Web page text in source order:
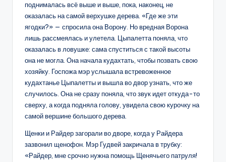
поднималась всё выше и выше, пока, наконец, не
оказалась на самой верхушке дерева. «Где же эти
ягодки?» — спросила она Ворону. Но вредная Ворона
лишь рассмеялась и улетела. Цыпалетта поняла, что
оказалась в ловушке: сама спуститься с такой высоты
она не могла. Она начала кудахтать, чтобы позвать свою
хозяйку. Госпожа мэр услышала встревоженное
кудахтанье Цыпалетты и вышла во двор узнать, что же
случилось. Она не сразу поняла, что звук идет откуда-то
сверху, а когда подняла голову, увидела свою курочку на
самой вершине большого дерева.
Щенки и Райдер загорали во дворе, когда у Райдера
зазвонил щенофон. Мэр Гудвей закричала в трубку:
«Райдер, мне срочно нужна помощь Щенячьего патруля!